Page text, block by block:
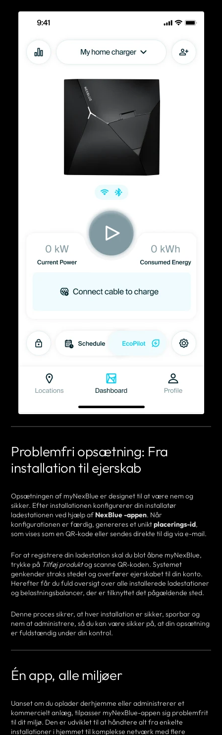
Problemfri opsætning: Fra
installation til ejerskab
Opsætningen af myNexBlue er designet til at være nem og
sikker. Efter installationen konfigurerer din installatør
ladestationen ved hjælp af NexBlue -appen. Når
konfigurationen er færdig, genereres et uniktplacerings-id,
som vises som en QR-kode eller sendes direkte til dig via e-mail.
For at registrere din ladestation skal du blot åbne myNexBlue,
trykke på Tilføj produktog scanne QR-koden. Systemet
genkender straks stedet og overfører ejerskabet til din konto.
Herefter får du fuld oversigt over alle installerede ladestationer
og belastningsbalancer, der er tilknyttet det pågældende sted.
Denne proces sikrer, at hver installation er sikker, sporbar og
nem at administrere, så du kan være sikker på, at din opsætning
er fuldstændig under din kontrol.
Én app, alle miljøer
Uanset om du oplader derhjemme eller administrerer et
kommercielt anlæg, tilpasser myNexBlue-appen sig problemfrit
til dit miljø. Den er udviklet til at håndtere alt fra enkelte
installationer i hjemmet til komplekse netværk med flere